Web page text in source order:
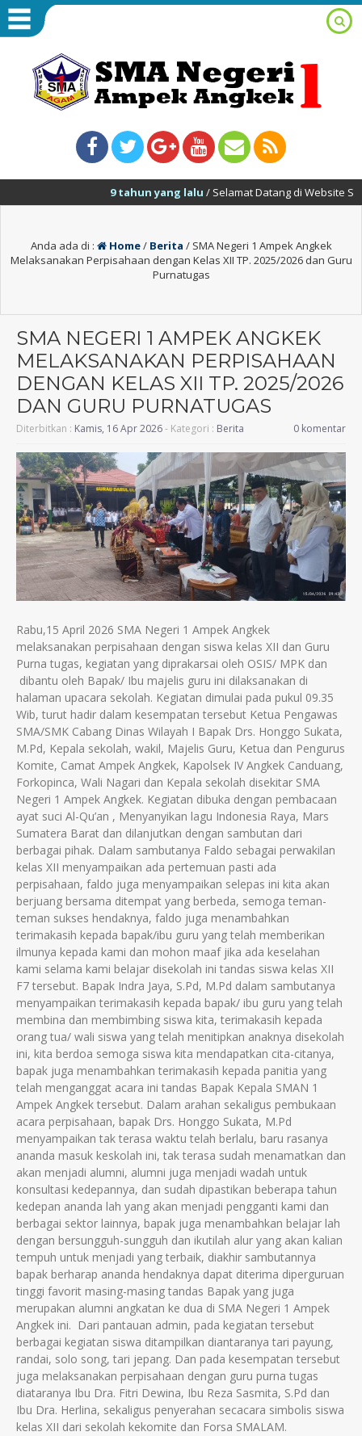
9 tahun yang lalu/ Selamat Datang di Website SMA
Anda ada di : Home/ Berita / SMA Negeri 1 Ampek Angkek
Melaksanakan Perpisahaan dengan Kelas XII TP. 2025/2026 dan Guru
Purnatugas
SMA NEGERI 1 AMPEK ANGKEK
MELAKSANAKAN PERPISAHAAN
DENGAN KELAS XII TP. 2025/2026
DAN GURU PURNATUGAS
Diterbitkan : Kamis, 16 Apr 2026- Kategori : Berita 0 komentar
Rabu,15 April 2026 SMA Negeri 1 Ampek Angkek
melaksanakan perpisahaan dengan siswa kelas XII dan Guru
Purna tugas, kegiatan yang diprakarsai oleh OSIS/ MPK dan
dibantu oleh Bapak/ Ibu majelis guru ini dilaksanakan di
halaman upacara sekolah. Kegiatan dimulai pada pukul 09.35
Wib, turut hadir dalam kesempatan tersebut Ketua Pengawas
SMA/SMK Cabang Dinas Wilayah I Bapak Drs. Honggo Sukata,
M.Pd, Kepala sekolah, wakil, Majelis Guru, Ketua dan Pengurus
Komite, Camat Ampek Angkek, Kapolsek IV Angkek Canduang,
Forkopinca, Wali Nagari dan Kepala sekolah disekitar SMA
Negeri 1 Ampek Angkek. Kegiatan dibuka dengan pembacaan
ayat suci Al-Qu’an , Menyanyikan lagu Indonesia Raya, Mars
Sumatera Barat dan dilanjutkan dengan sambutan dari
berbagai pihak. Dalam sambutanya Faldo sebagai perwakilan
kelas XII menyampaikan ada pertemuan pasti ada
perpisahaan, faldo juga menyampaikan selepas ini kita akan
berjuang bersama ditempat yang berbeda, semoga teman-
teman sukses hendaknya, faldo juga menambahkan
terimakasih kepada bapak/ibu guru yang telah memberikan
ilmunya kepada kami dan mohon maaf jika ada keselahan
kami selama kami belajar disekolah ini tandas siswa kelas XII
F7 tersebut. Bapak Indra Jaya, S.Pd, M.Pd dalam sambutanya
menyampaikan terimakasih kepada bapak/ ibu guru yang telah
membina dan membimbing siswa kita, terimakasih kepada
orang tua/ wali siswa yang telah menitipkan anaknya disekolah
ini, kita berdoa semoga siswa kita mendapatkan cita-citanya,
bapak juga menambahkan terimakasih kepada panitia yang
telah menganggat acara ini tandas Bapak Kepala SMAN 1
Ampek Angkek tersebut. Dalam arahan sekaligus pembukaan
acara perpisahaan, bapak Drs. Honggo Sukata, M.Pd
menyampaikan tak terasa waktu telah berlalu, baru rasanya
ananda masuk keskolah ini, tak terasa sudah menamatkan dan
akan menjadi alumni, alumni juga menjadi wadah untuk
konsultasi kedepannya, dan sudah dipastikan beberapa tahun
kedepan ananda lah yang akan menjadi pengganti kami dan
berbagai sektor lainnya, bapak juga menambahkan belajar lah
dengan bersungguh-sungguh dan ikutilah alur yang akan kalian
tempuh untuk menjadi yang terbaik, diakhir sambutannya
bapak berharap ananda hendaknya dapat diterima diperguruan
tinggi favorit masing-masing tandas Bapak yang juga
merupakan alumni angkatan ke dua di SMA Negeri 1 Ampek
Angkek ini. Dari pantauan admin, pada kegiatan tersebut
berbagai kegiatan siswa ditampilkan diantaranya tari payung,
randai, solo song, tari jepang. Dan pada kesempatan tersebut
juga melaksanakan perpisahaan dengan guru purna tugas
diataranya Ibu Dra. Fitri Dewina, Ibu Reza Sasmita, S.Pd dan
Ibu Dra. Herlina, sekaligus penyerahan secacara simbolis siswa
kelas XII dari sekolah kekomite dan Forsa SMALAM.